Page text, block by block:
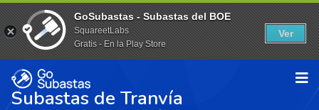
Subastas de Tranvía
GoSubastas - Subastas del BOE
SquareetLabs
Gratis - En la Play Store
Ver